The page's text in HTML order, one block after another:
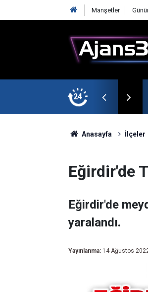
Manşetler
24
Maçıyla Başlıyor
Anasayfa İlçeler
Eğirdir'de
Eğirdir'de
yaralandı.
Yayınlanma: 14 Ağustos